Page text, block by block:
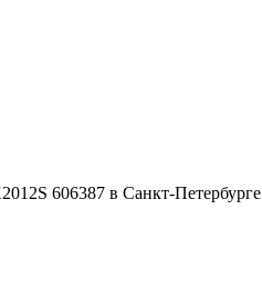
606387 в Санкт-Петербурге